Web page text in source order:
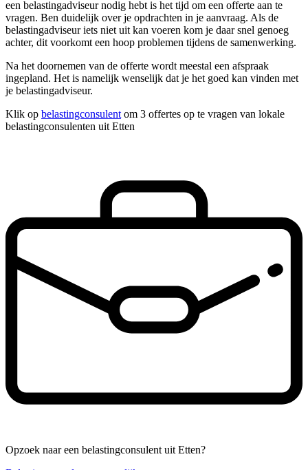
een belastingadviseur nodig hebt is het tijd om een offerte aan te
vragen. Ben duidelijk over je opdrachten in je aanvraag. Als de
belastingadviseur iets niet uit kan voeren kom je daar snel genoeg
achter, dit voorkomt een hoop problemen tijdens de samenwerking.
Na het doornemen van de offerte wordt meestal een afspraak
ingepland. Het is namelijk wenselijk dat je het goed kan vinden met
je belastingadviseur.
Klik op belastingconsulent om 3 offertes op te vragen van lokale
belastingconsulenten uit Etten
Opzoek naar een belastingconsulent uit Etten?